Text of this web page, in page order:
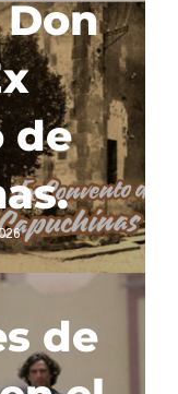
de
2, 2026
las